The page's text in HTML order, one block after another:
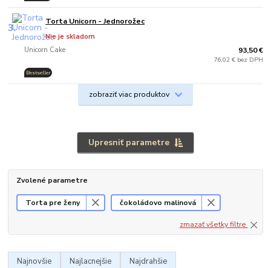
3. Torta Unicorn - Jednorožec
Unicorn Cake
Nie je skladom
Bestseller
93,50 €
76,02 € bez DPH
zobraziť viac produktov
Upresniť parametre
Zvolené parametre
Torta pre ženy čokoládovo malinová
zmazať všetky filtre
Najnovšie Najlacnejšie Najdrahšie